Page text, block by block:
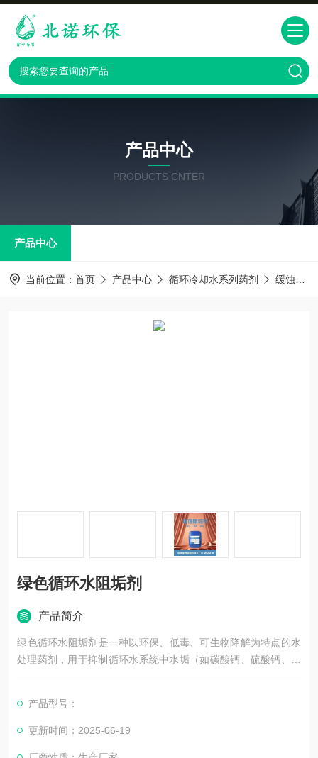
产品中心
PRODUCTS CNTER
产品中心
当前位置： 首页 产品中心 循环冷却水系列药剂 缓蚀阻垢剂
绿色循环水阻垢剂
产品简介
​绿色循环水阻垢剂是一种以环保、低毒、可生物降解为特点的水
处理药剂，用于抑制循环水系统中水垢（如碳酸钙、硫酸钙、硅
酸盐等）的形成，同时减少对环境和人体的潜在危害。
产品型号：
更新时间：2025-06-19